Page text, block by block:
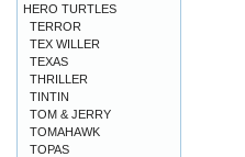
HERO TURTLES
TERROR
TEX WILLER
TEXAS
THRILLER
TINTIN
TOM & JERRY
TOMAHAWK
TOPAS